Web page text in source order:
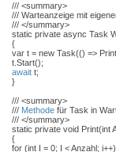
/// <summary>
/// Warteanzeige mit
/// </summary>
static private async Task
{
var t = new Task(() =>
t.Start();
await t;
}
/// <summary>
/// Methode für Task in
/// </summary>
static private void Print(int
{
for (int I = 0; I < Anzahl; i++)